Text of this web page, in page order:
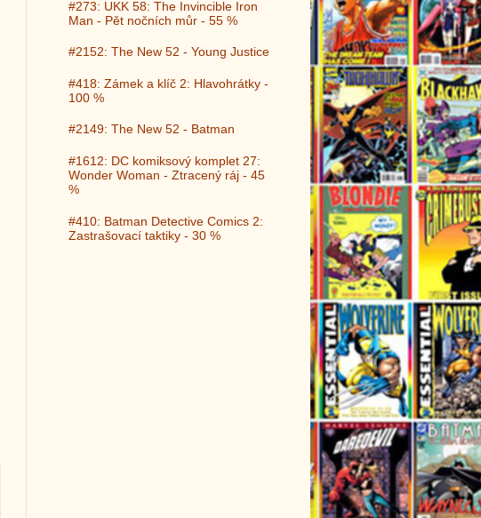
#273: UKK 58: The Invincible Iron
Man - Pět nočních můr - 55 %
#2152: The New 52 - Young Justice
#418: Zámek a klíč 2: Hlavohrátky -
100 %
#2149: The New 52 - Batman
#1612: DC komiksový komplet 27:
Wonder Woman - Ztracený ráj - 45
%
#410: Batman Detective Comics 2:
Zastrašovací taktiky - 30 %